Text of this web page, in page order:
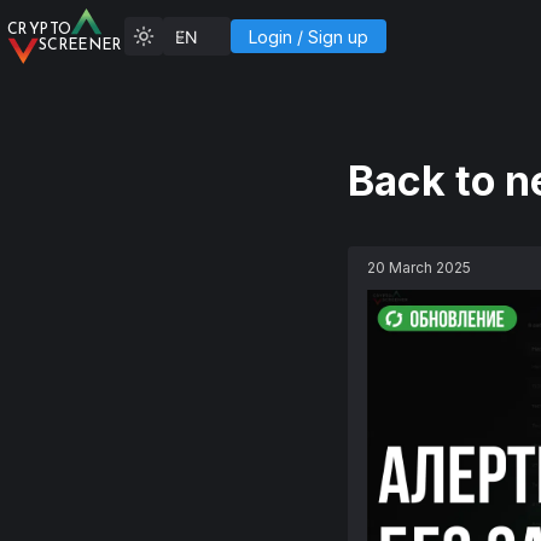
CRYPTO
SCREENER Login / Sign up
Back to
20 March 2025